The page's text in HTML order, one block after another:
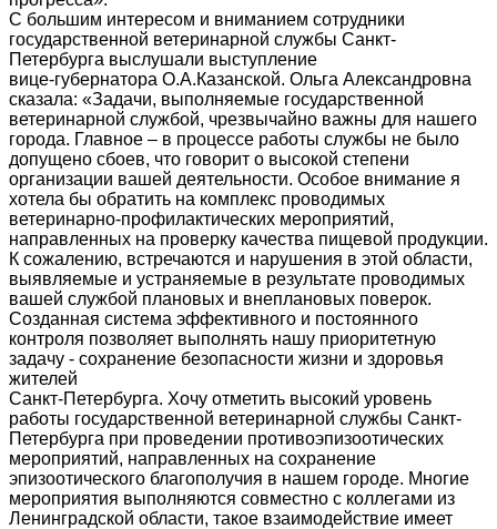
С большим интересом и вниманием сотрудники
государственной ветеринарной службы Санкт-
Петербурга выслушали выступление
вице-губернатора О.А.Казанской. Ольга Александровна
сказала: «Задачи, выполняемые государственной
ветеринарной службой, чрезвычайно важны для нашего
города. Главное – в процессе работы службы не было
допущено сбоев, что говорит о высокой степени
организации вашей деятельности. Особое внимание я
хотела бы обратить на комплекс проводимых
ветеринарно-профилактических мероприятий,
направленных на проверку качества пищевой продукции.
К сожалению, встречаются и нарушения в этой области,
выявляемые и устраняемые в результате проводимых
вашей службой плановых и внеплановых поверок.
Созданная система эффективного и постоянного
контроля позволяет выполнять нашу приоритетную
задачу - сохранение безопасности жизни и здоровья
жителей
Санкт-Петербурга. Хочу отметить высокий уровень
работы государственной ветеринарной службы Санкт-
Петербурга при проведении противоэпизоотических
мероприятий, направленных на сохранение
эпизоотического благополучия в нашем городе. Многие
мероприятия выполняются совместно с коллегами из
Ленинградской области, такое взаимодействие имеет